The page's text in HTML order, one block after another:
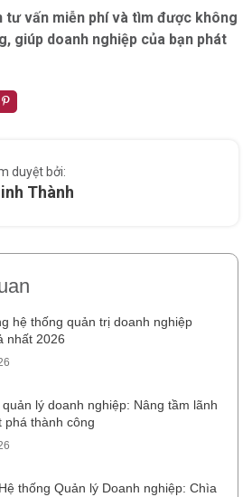
tư vấn miễn phí và tìm được không
giúp doanh nghiệp của bạn phát
duyệt bởi:
Thành
hệ thống quản trị doanh nghiệp
nhất 2026
lý doanh nghiệp: Nâng tầm lãnh
phá thành công
thống Quản lý Doanh nghiệp: Chìa